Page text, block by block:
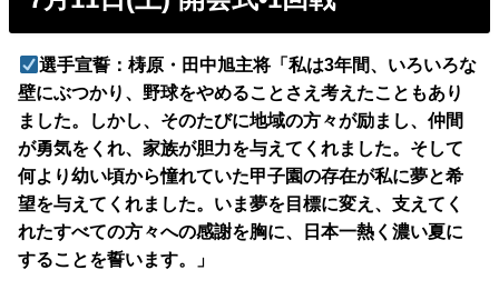
選手宣誓：梼原・田中旭主将「私は3年間、いろいろな
壁にぶつかり、野球をやめることさえ考えたこともあり
ました。しかし、そのたびに地域の方々が励まし、仲間
が勇気をくれ、家族が胆力を与えてくれました。そして
何より幼い頃から憧れていた甲子園の存在が私に夢と希
望を与えてくれました。いま夢を目標に変え、支えてく
れたすべての方々への感謝を胸に、日本一熱く濃い夏に
することを誓います。」